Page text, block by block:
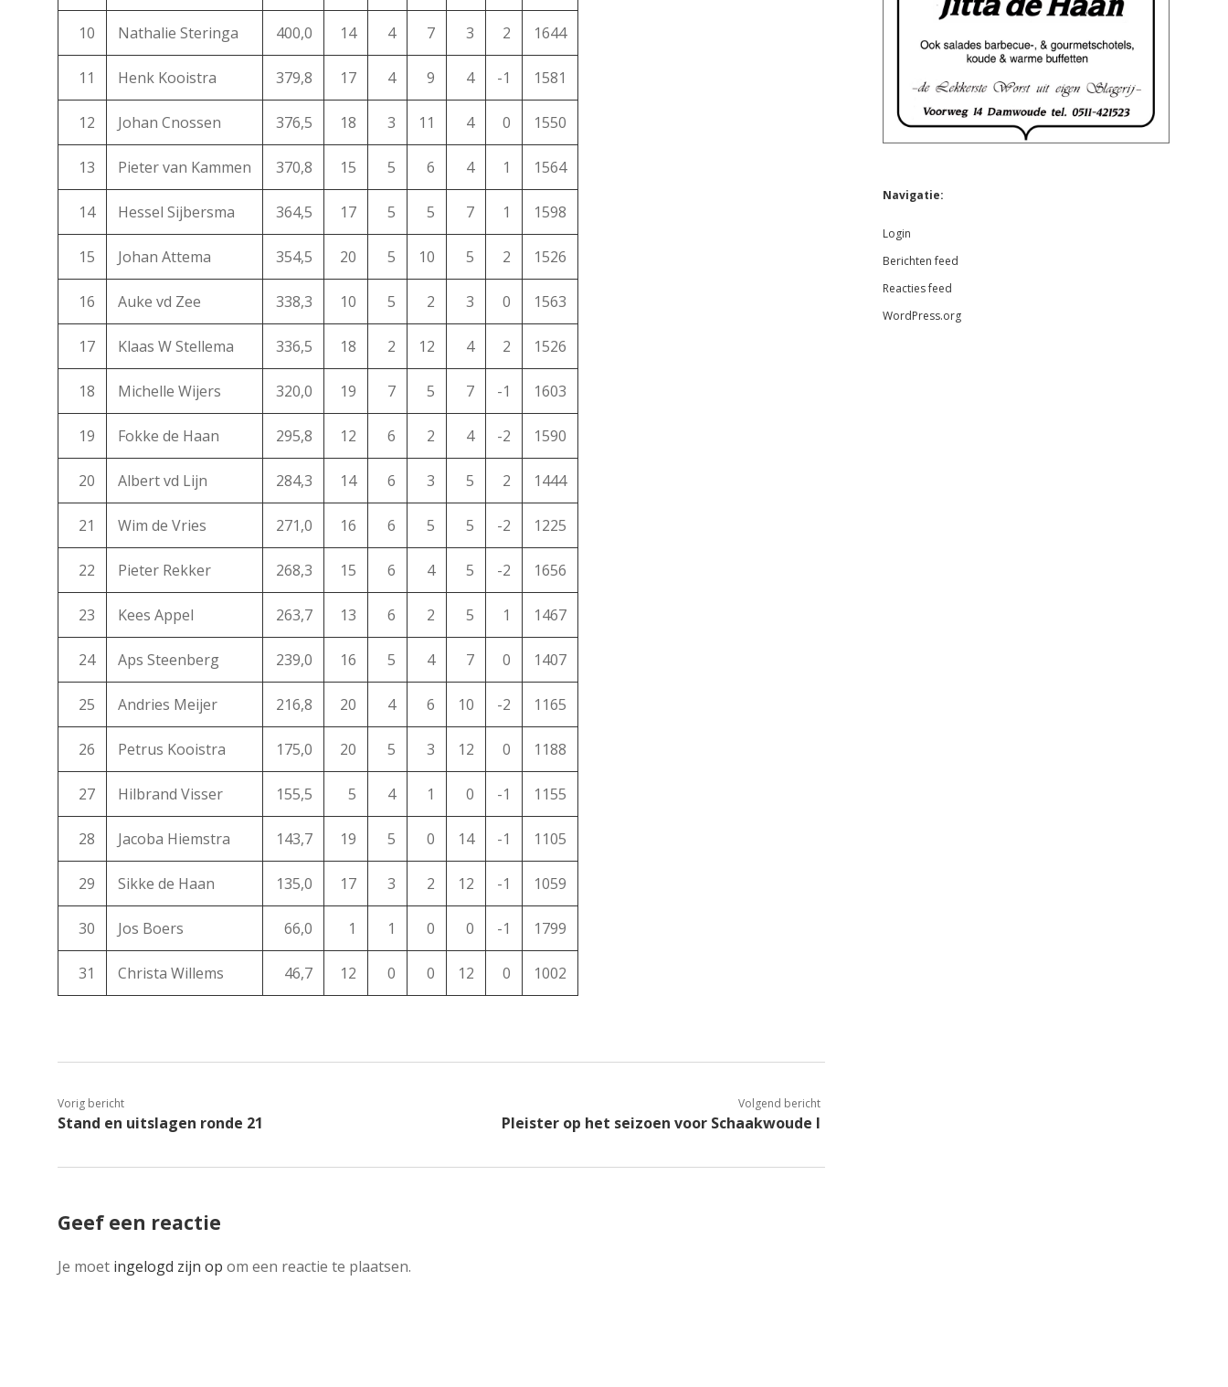
10 Nathalie Steringa 400,0 14 4 7 3 2 1644
11 Henk Kooistra 379,8 17 4 9 4 -1 1581
12 Johan Cnossen 376,5 18 3 11 4 0 1550
13 Pieter van Kammen 370,8 15 5 6 4 1 1564
14 Hessel Sijbersma 364,5 17 5 5 7 1 1598
15 Johan Attema 354,5 20 5 10 5 2 1526
16 Auke vd Zee 338,3 10 5 2 3 0 1563
17 Klaas W Stellema 336,5 18 2 12 4 2 1526
18 Michelle Wijers 320,0 19 7 5 7 -1 1603
19 Fokke de Haan 295,8 12 6 2 4 -2 1590
20 Albert vd Lijn 284,3 14 6 3 5 2 1444
21 Wim de Vries 271,0 16 6 5 5 -2 1225
22 Pieter Rekker 268,3 15 6 4 5 -2 1656
23 Kees Appel 263,7 13 6 2 5 1 1467
24 Aps Steenberg 239,0 16 5 4 7 0 1407
25 Andries Meijer 216,8 20 4 6 10 -2 1165
26 Petrus Kooistra 175,0 20 5 3 12 0 1188
27 Hilbrand Visser 155,5 5 4 1 0 -1 1155
28 Jacoba Hiemstra 143,7 19 5 0 14 -1 1105
29 Sikke de Haan 135,0 17 3 2 12 -1 1059
30 Jos Boers 66,0 1 1 0 0 -1 1799
31 Christa Willems 46,7 12 0 0 12 0 1002
Vorig bericht
Stand en uitslagen ronde 21
Volgend bericht
Pleister op het seizoen voor Schaakwoude I
Geef een reactie
Je moet ingelogd zijn op om een reactie te plaatsen.
Navigatie:
Login
Berichten feed
Reacties feed
WordPress.org